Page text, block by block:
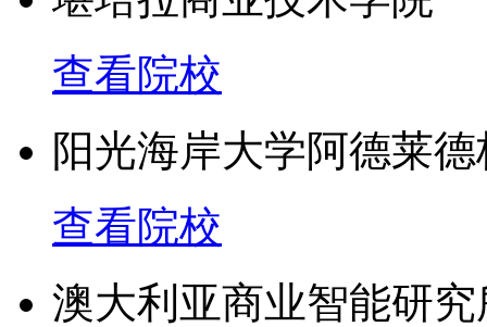
查看院校
阳光海岸大学阿德莱
查看院校
澳大利亚商业智能研究